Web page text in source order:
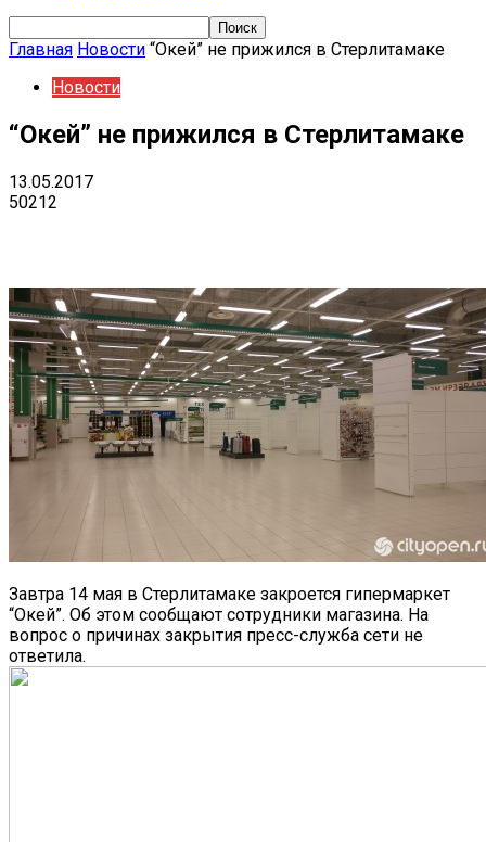
Главная Новости “Окей” не прижился в Стерлитамаке
Новости
“Окей” не прижился в Стерлитамаке
13.05.2017
50212
Завтра 14 мая в Стерлитамаке закроется гипермаркет
“Окей”. Об этом сообщают сотрудники магазина. На
вопрос о причинах закрытия пресс-служба сети не
ответила.